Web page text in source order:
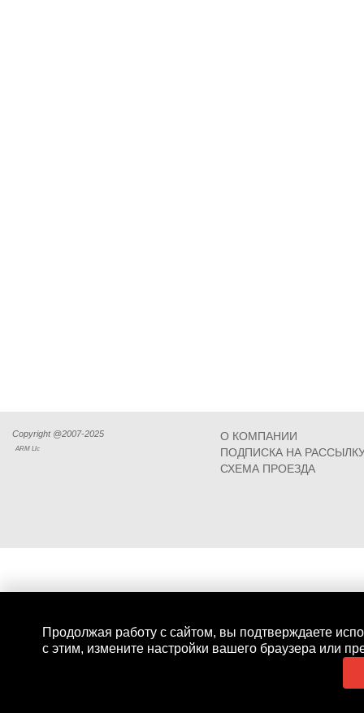
Продолжая работу с сайтом, вы подтверждаете
с этим, измените настройки вашего браузера или
Copyright @2007-2025
ARM Llc
О КОМПАНИИ
ПОДПИСКА НА
СХЕМА ПРОЕЗДА